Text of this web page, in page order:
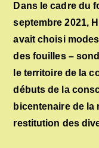
Dans le cadre du
septembre 2021,
avait choisi
des fouilles –
le territoire de la
débuts de la
bicentenaire de la
restitution des